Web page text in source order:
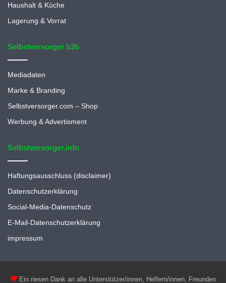
Haushalt & Küche
Lagerung & Vorrat
Selbstversorger b2b
Mediadaten
Marke & Branding
Selbstversorger.com – Shop
Werbung & Advertisment
Selbstversorger.info
Haftungsausschluss (disclaimer)
Datenschutzerklärung
Social-Media-Datenschutz
E-Mail-Datenschutzerklärung
impressum
Ein riesen Dank an alle Unterstützer/innen, Helfern/innen, Freunden